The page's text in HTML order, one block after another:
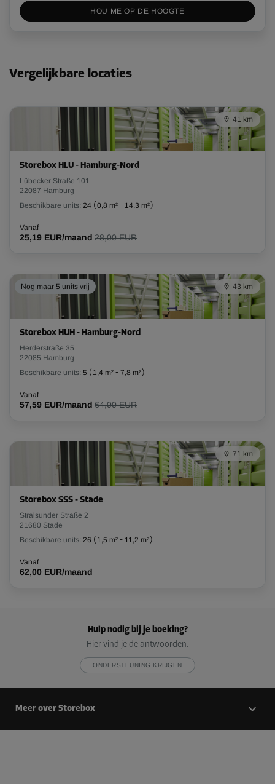
HOU ME OP DE HOOGTE
Vergelijkbare locaties
41 km
Storebox HLU - Hamburg-Nord
Lübecker Straße 101
22087 Hamburg
Beschikbare units: 24 (0,8 m² - 14,3 m²)
Vanaf
25,19 EUR/maand 28,00 EUR
Nog maar 5 units vrij 43 km
Storebox HUH - Hamburg-Nord
Herderstraße 35
22085 Hamburg
Beschikbare units: 5 ( 1,4 m² - 7,8 m²)
Vanaf
57,59 EUR/maand 64,00 EUR
71 km
Storebox SSS - Stade
Stralsunder Straße 2
21680 Stade
Beschikbare units: 26 ( 1,5 m² - 11,2 m²)
Vanaf
62,00 EUR/maand
Hulp nodig bij je boeking?
Hier vind je de antwoorden.
ONDERSTEUNING KRIJGEN
Meer over Storebox